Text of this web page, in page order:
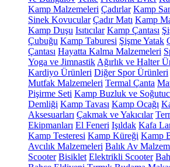
Kamp Malzemeleri Çadırlar Kamp
Sinek Kovucular Çadır Matı Kamp
Kamp Duşu Isıtıcılar Kamp Çantası
Çubuğu Kamp Taburesi Şişme Yatak
Çantası Hayatta Kalma Malzemeleri
Yoga ve Jimnastik Ağırlık ve Halter
Kardiyo Ürünleri Diğer Spor Ürünleri
Mutfak Malzemeleri Termal Çanta
Pişirme Seti Kamp Buzluk ve
Demliği Kamp Tavası Kamp Ocağı
Aksesuarları Çakmak ve Yakıcılar
Ekipmanları El Feneri Işıldak Kafa
Kamp Testeresi Kamp Küreği Kamp
Avcılık Malzemeleri Balık Av
Scooter Bisiklet Elektrikli Scooter